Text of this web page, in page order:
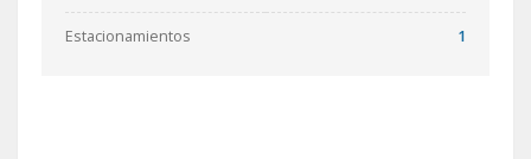
Estacionamientos 1